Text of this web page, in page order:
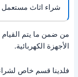
شراء اثاث مستعمل
من ضمن ما يتم القيام
الأجهزة الكهربائية.
فلدينا قسم خاص